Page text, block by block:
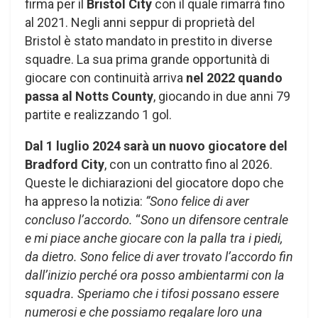
firma per il Bristol City con il quale rimarrà fino
al 2021. Negli anni seppur di proprietà del
Bristol è stato mandato in prestito in diverse
squadre. La sua prima grande opportunità di
giocare con continuità arriva nel 2022 quando
passa al Notts County, giocando in due anni 79
partite e realizzando 1 gol.
Dal 1 luglio 2024 sarà un nuovo giocatore del
Bradford City, con un contratto fino al 2026.
Queste le dichiarazioni del giocatore dopo che
ha appreso la notizia: “Sono felice di aver
concluso l’accordo. “Sono un difensore centrale
e mi piace anche giocare con la palla tra i piedi,
da dietro. Sono felice di aver trovato l’accordo fin
dall’inizio perché ora posso ambientarmi con la
squadra. Speriamo che i tifosi possano essere
numerosi e che possiamo regalare loro una